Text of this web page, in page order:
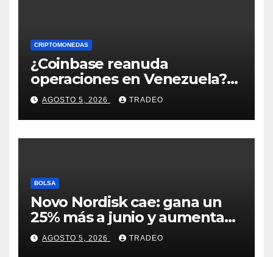
CRIPTOMONEDAS
¿Coinbase reanuda
operaciones en Venezuela?
Post críptico enciende el
debate
AGOSTO 5, 2026 TRADEO
BOLSA
Novo Nordisk cae: gana un
25% más a junio y aumenta
previsiones, pero no
convence
AGOSTO 5, 2026 TRADEO